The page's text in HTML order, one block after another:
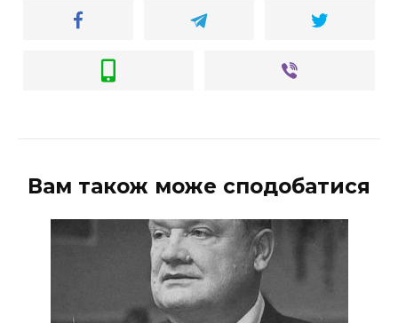
Вам також може сподобатися